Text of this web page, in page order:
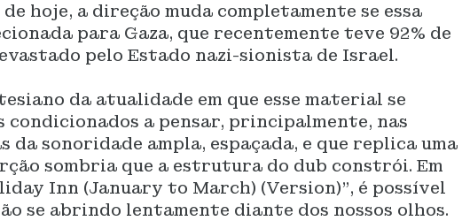
hoje, a direção muda completamente se essa
para Gaza, que recentemente teve 92% de
pelo Estado nazi-sionista de Israel.
da atualidade em que esse material se
condicionados a pensar, principalmente, nas
da sonoridade ampla, espaçada, e que replica uma
sombria que a estrutura do dub constrói. Em
Inn (January to March) (Version)”, é possível
se abrindo lentamente diante dos nossos olhos.